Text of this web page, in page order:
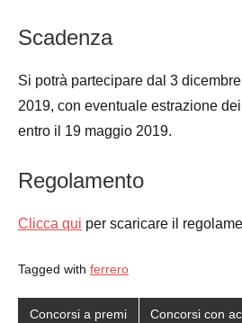
Scadenza
Si potrà partecipare dal 3
2019, con eventuale estrazione
entro il 19 maggio 2019.
Regolamento
Clicca qui per scaricare il
Tagged with ferrero
Concorsi a premi Concorsi con